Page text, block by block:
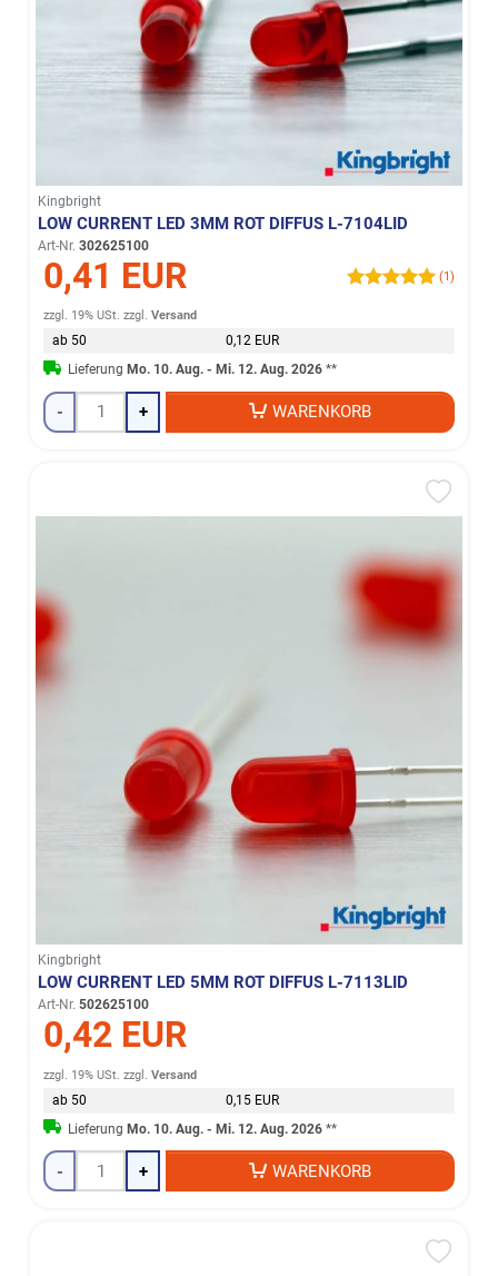
Kingbright
LOW CURRENT LED 3MM ROT DIFFUS L-7104LID
Art-Nr. 302625100
0,41 EUR (1)
zzgl. 19% USt. zzgl.Versand
ab 50
0,12 EUR
Lieferung Mo. 10. Aug. - Mi. 12. Aug. 2026 **
- + WARENKORB
Kingbright
LOW CURRENT LED 5MM ROT DIFFUS L-7113LID
Art-Nr. 502625100
0,42 EUR
zzgl. 19% USt. zzgl.Versand
ab 50
0,15 EUR
Lieferung Mo. 10. Aug. - Mi. 12. Aug. 2026 **
- + WARENKORB